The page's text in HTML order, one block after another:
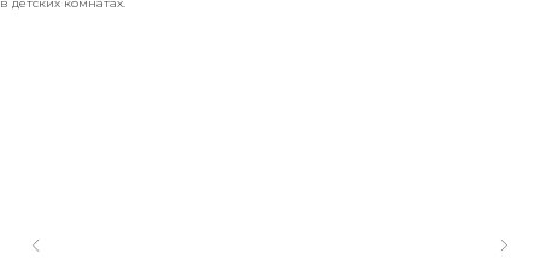
в детских комнатах.